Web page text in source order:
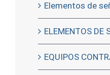
Elementos de
ELEMENTOS DE
EQUIPOS